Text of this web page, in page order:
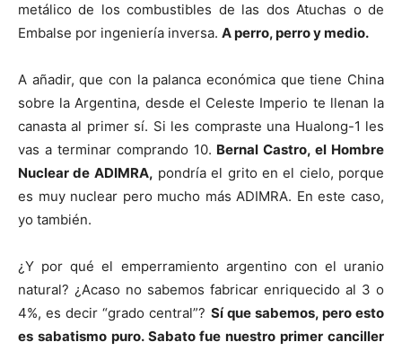
metálico de los combustibles de las dos Atuchas o de
Embalse por ingeniería inversa. A perro, perro y medio.
A añadir, que con la palanca económica que tiene China
sobre la Argentina, desde el Celeste Imperio te llenan la
canasta al primer sí. Si les compraste una Hualong-1 les
vas a terminar comprando 10. Bernal Castro, el Hombre
Nuclear de ADIMRA, pondría el grito en el cielo, porque
es muy nuclear pero mucho más ADIMRA. En este caso,
yo también.
¿Y por qué el emperramiento argentino con el uranio
natural? ¿Acaso no sabemos fabricar enriquecido al 3 o
4%, es decir “grado central”? Sí que sabemos, pero esto
es sabatismo puro. Sabato fue nuestro primer canciller